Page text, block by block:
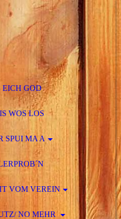
EICH GOD
WOS LOS
SPUI MA A
VOM VEREIN
NO MEHR